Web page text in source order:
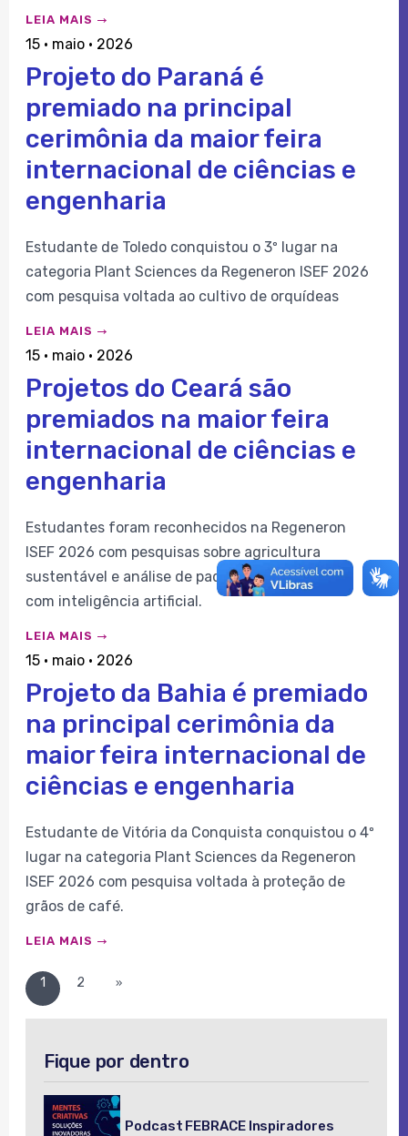
LEIA MAIS
15 · maio · 2026
Projeto do Paraná é
premiado na principal
cerimônia da maior feira
internacional de ciências e
engenharia
Estudante de Toledo conquistou o 3º lugar na
categoria Plant Sciences da Regeneron ISEF 2026
com pesquisa voltada ao cultivo de orquídeas
LEIA MAIS
15 · maio · 2026
Projetos do Ceará são
premiados na maior feira
internacional de ciências e
engenharia
Estudantes foram reconhecidos na Regeneron
ISEF 2026 com pesquisas sobre agricultura
sustentável e análise de padrões de feminicídio
com inteligência artificial.
LEIA MAIS
15 · maio · 2026
Projeto da Bahia é premiado
na principal cerimônia da
maior feira internacional de
ciências e engenharia
Estudante de Vitória da Conquista conquistou o 4º
lugar na categoria Plant Sciences da Regeneron
ISEF 2026 com pesquisa voltada à proteção de
grãos de café.
LEIA MAIS
1 2 »
Fique por dentro
Podcast FEBRACE Inspiradores